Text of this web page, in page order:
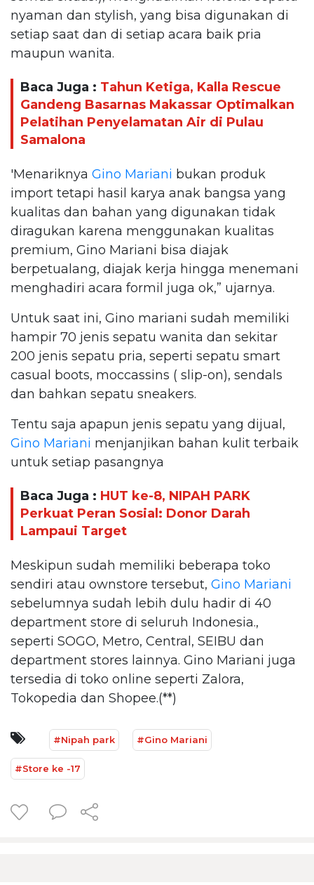
nyaman dan stylish, yang bisa digunakan di
setiap saat dan di setiap acara baik pria
maupun wanita.
Baca Juga : Tahun Ketiga, Kalla Rescue
Gandeng Basarnas Makassar Optimalkan
Pelatihan Penyelamatan Air di Pulau
Samalona
'Menariknya Gino Mariani bukan produk
import tetapi hasil karya anak bangsa yang
kualitas dan bahan yang digunakan tidak
diragukan karena menggunakan kualitas
premium, Gino Mariani bisa diajak
berpetualang, diajak kerja hingga menemani
menghadiri acara formil juga ok,” ujarnya.
Untuk saat ini, Gino mariani sudah memiliki
hampir 70 jenis sepatu wanita dan sekitar
200 jenis sepatu pria, seperti sepatu smart
casual boots, moccassins ( slip-on), sendals
dan bahkan sepatu sneakers.
Tentu saja apapun jenis sepatu yang dijual,
Gino Mariani menjanjikan bahan kulit terbaik
untuk setiap pasangnya
Baca Juga : HUT ke-8, NIPAH PARK
Perkuat Peran Sosial: Donor Darah
Lampaui Target
Meskipun sudah memiliki beberapa toko
sendiri atau ownstore tersebut, Gino Mariani
sebelumnya sudah lebih dulu hadir di 40
department store di seluruh Indonesia.,
seperti SOGO, Metro, Central, SEIBU dan
department stores lainnya. Gino Mariani juga
tersedia di toko online seperti Zalora,
Tokopedia dan Shopee.(**)
#Nipah park #Gino Mariani
#Store ke -17